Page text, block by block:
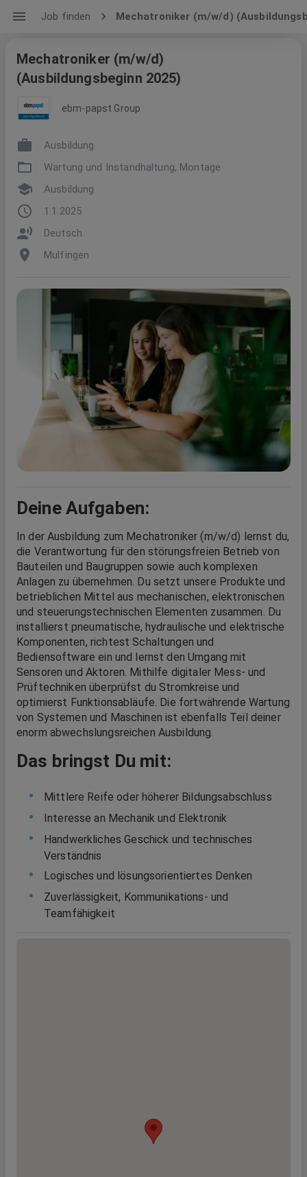
Job finden Mechatroniker (m/w/d)
Mechatroniker (m/w/d)
(Ausbildungsbeginn 2025)
ebm-papst Group
Ausbildung
Wartung und Instandhaltung, Montage
Ausbildung
1.1.2025
Deutsch
Mulfingen
Deine Aufgaben:
In der Ausbildung zum Mechatroniker (m/w/d) lernst du,
die Verantwortung für den störungsfreien Betrieb von
Bauteilen und Baugruppen sowie auch komplexen
Anlagen zu übernehmen. Du setzt unsere Produkte und
betrieblichen Mittel aus mechanischen, elektronischen
und steuerungstechnischen Elementen zusammen. Du
installierst pneumatische, hydraulische und elektrische
Komponenten, richtest Schaltungen und
Bediensoftware ein und lernst den Umgang mit
Sensoren und Aktoren. Mithilfe digitaler Mess- und
Prüftechniken überprüfst du Stromkreise und
optimierst Funktionsabläufe. Die fortwährende Wartung
von Systemen und Maschinen ist ebenfalls Teil deiner
enorm abwechslungsreichen Ausbildung.
Das bringst Du mit:
Mittlere Reife oder höherer Bildungsabschluss
Interesse an Mechanik und Elektronik
Handwerkliches Geschick und technisches
Verständnis
Logisches und lösungsorientiertes Denken
Zuverlässigkeit, Kommunikations- und
Teamfähigkeit